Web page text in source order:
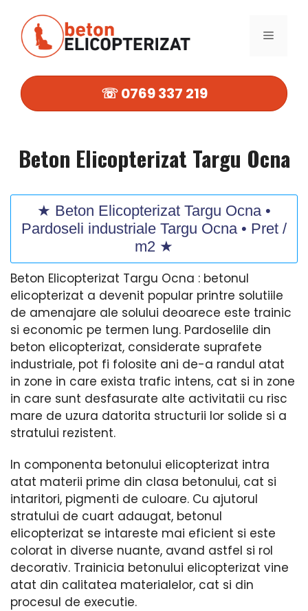
conținut
MENIU
☏ 0769 337 219
Beton Elicopterizat Targu Ocna
★ Beton Elicopterizat Targu Ocna •
Pardoseli industriale Targu Ocna • Pret /
m2 ★
Beton Elicopterizat Targu Ocna : betonul
elicopterizat a devenit popular printre solutiile
de amenajare ale solului deoarece este trainic
si economic pe termen lung. Pardoselile din
beton elicopterizat, considerate suprafete
industriale, pot fi folosite ani de-a randul atat
in zone in care exista trafic intens, cat si in zone
in care sunt desfasurate alte activitatii cu risc
mare de uzura datorita structurii lor solide si a
stratului rezistent.
In componenta betonului elicopterizat intra
atat materii prime din clasa betonului, cat si
intaritori, pigmenti de culoare. Cu ajutorul
stratului de cuart adaugat, betonul
elicopterizat se intareste mai eficient si este
colorat in diverse nuante, avand astfel si rol
decorativ. Trainicia betonului elicopterizat vine
atat din calitatea materialelor, cat si din
procesul de executie.